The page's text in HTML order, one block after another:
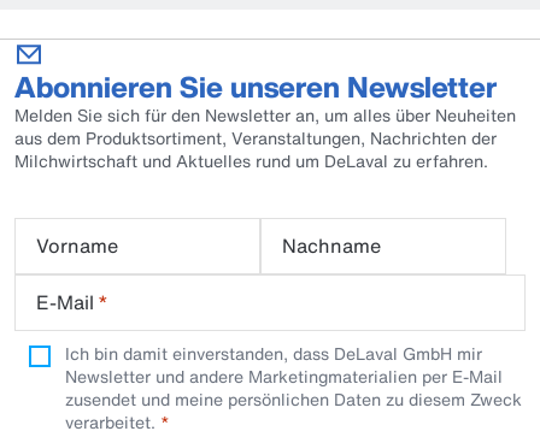
Abonnieren Sie unseren Newsletter
Melden Sie sich für den Newsletter an, um alles über Neuheiten
aus dem Produktsortiment, Veranstaltungen, Nachrichten der
Milchwirtschaft und Aktuelles rund um DeLaval zu erfahren.
Vorname
Nachname
E-Mail *
Ich bin damit einverstanden, dass DeLaval GmbH mir
Newsletter und andere Marketingmaterialien per E-Mail
zusendet und meine persönlichen Daten zu diesem Zweck
verarbeitet.